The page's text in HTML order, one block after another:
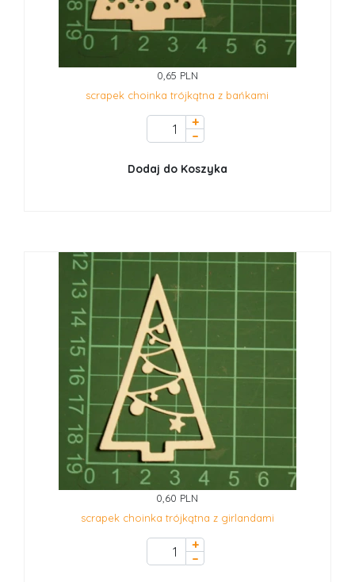
0,65 PLN
scrapek choinka trójkątna z bańkami
+
–
Dodaj do Koszyka
0,60 PLN
scrapek choinka trójkątna z girlandami
+
–